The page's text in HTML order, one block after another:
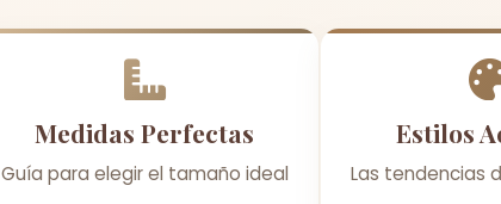
Medidas Perfectas
Guía para elegir el tamaño ideal
Estilos
Las tendencias